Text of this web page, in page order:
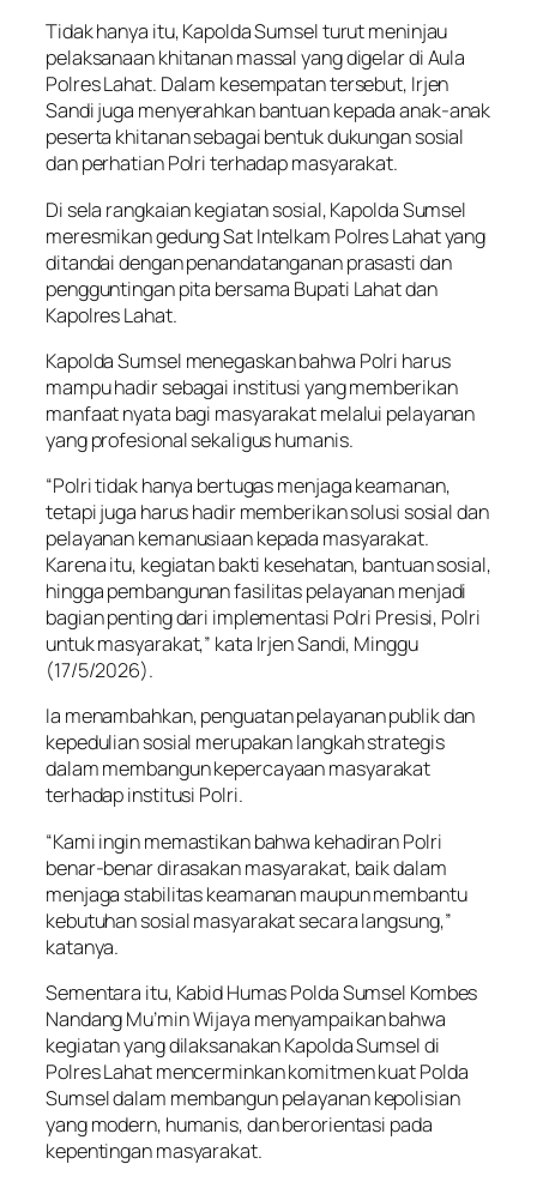
Tidak hanya itu, Kapolda Sumsel turut meninjau
pelaksanaan khitanan massal yang digelar di Aula
Polres Lahat. Dalam kesempatan tersebut, Irjen
Sandi juga menyerahkan bantuan kepada anak-anak
peserta khitanan sebagai bentuk dukungan sosial
dan perhatian Polri terhadap masyarakat.
Di sela rangkaian kegiatan sosial, Kapolda Sumsel
meresmikan gedung Sat Intelkam Polres Lahat yang
ditandai dengan penandatanganan prasasti dan
pengguntingan pita bersama Bupati Lahat dan
Kapolres Lahat.
Kapolda Sumsel menegaskan bahwa Polri harus
mampu hadir sebagai institusi yang memberikan
manfaat nyata bagi masyarakat melalui pelayanan
yang profesional sekaligus humanis.
“Polri tidak hanya bertugas menjaga keamanan,
tetapi juga harus hadir memberikan solusi sosial dan
pelayanan kemanusiaan kepada masyarakat.
Karena itu, kegiatan bakti kesehatan, bantuan sosial,
hingga pembangunan fasilitas pelayanan menjadi
bagian penting dari implementasi Polri Presisi, Polri
untuk masyarakat,” kata Irjen Sandi, Minggu
(17/5/2026).
Ia menambahkan, penguatan pelayanan publik dan
kepedulian sosial merupakan langkah strategis
dalam membangun kepercayaan masyarakat
terhadap institusi Polri.
“Kami ingin memastikan bahwa kehadiran Polri
benar-benar dirasakan masyarakat, baik dalam
menjaga stabilitas keamanan maupun membantu
kebutuhan sosial masyarakat secara langsung,”
katanya.
Sementara itu, Kabid Humas Polda Sumsel Kombes
Nandang Mu’min Wijaya menyampaikan bahwa
kegiatan yang dilaksanakan Kapolda Sumsel di
Polres Lahat mencerminkan komitmen kuat Polda
Sumsel dalam membangun pelayanan kepolisian
yang modern, humanis, dan berorientasi pada
kepentingan masyarakat.